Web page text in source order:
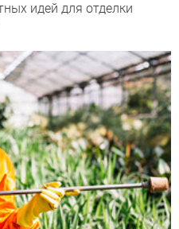
идей для отделки